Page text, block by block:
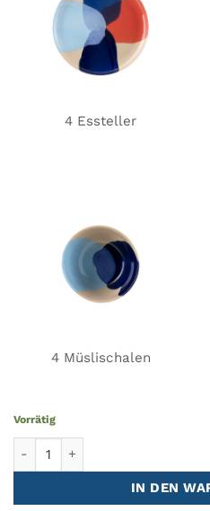
4 Essteller
4 Müslischalen
Vorrätig
IN DEN